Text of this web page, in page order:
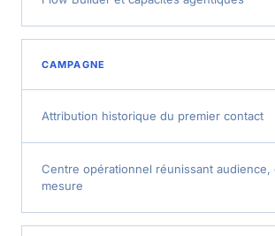
CAMPAGNE
Attribution historique du premier contact
Centre opérationnel réunissant audience,
mesure